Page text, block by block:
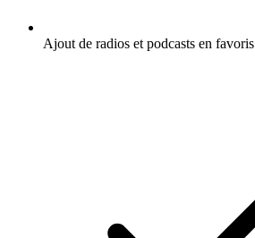
Ajout de radios et podcasts en favoris